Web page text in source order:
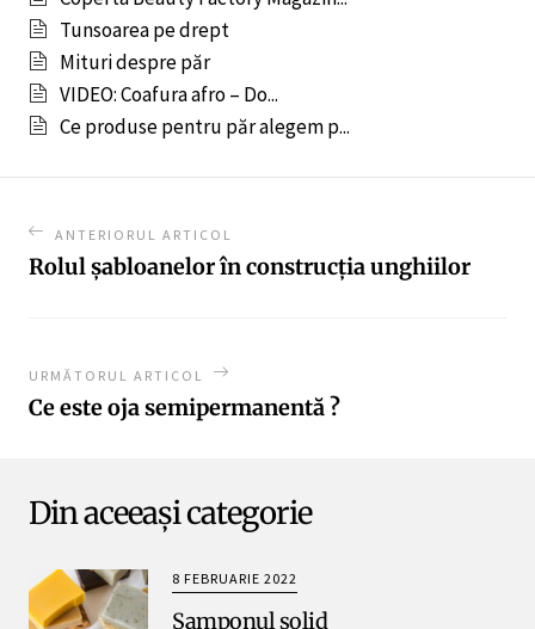
Tunsoarea pe drept
Mituri despre păr
VIDEO: Coafura afro – Do...
Ce produse pentru păr alegem p...
ANTERIORUL ARTICOL
Rolul şabloanelor în construcţia unghiilor
URMĂTORUL ARTICOL
Ce este oja semipermanentă ?
Din aceeași categorie
8 FEBRUARIE 2022
Șamponul solid